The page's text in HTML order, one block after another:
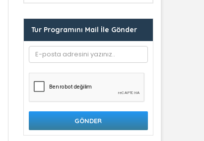
Tur Programını Mail İle Gönder